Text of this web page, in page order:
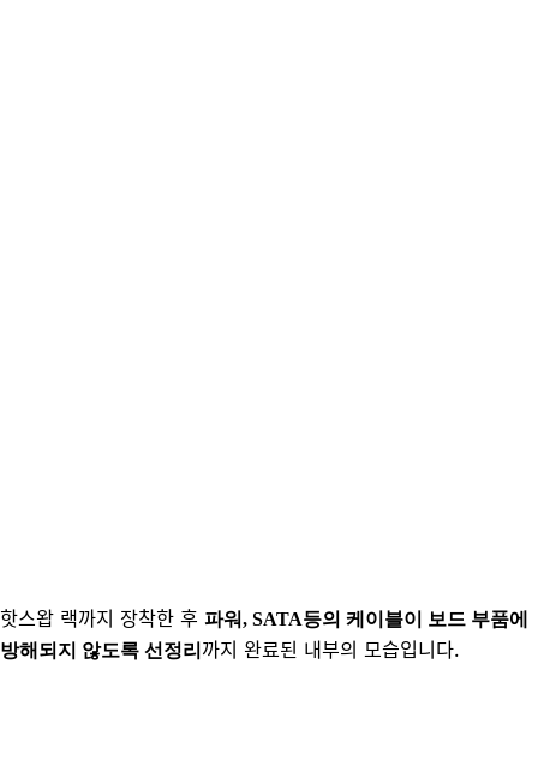
핫스왑 랙까지 장착한 후 파워, SATA등의 케이블이 보드 부품에
방해되지 않도록 선정리 까지 완료된 내부의 모습입니다.